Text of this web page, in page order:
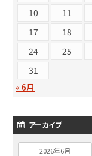
10
11
17
18
24
25
31
« 6月
アーカイブ
2026年6月